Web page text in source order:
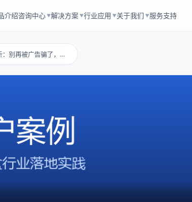
介绍咨询中心 ▼解决方案 ▼行业应用 ▼关于我们 ▼服务支持
云盘哪个最好用深度解析：别再被广告骗了，这才...